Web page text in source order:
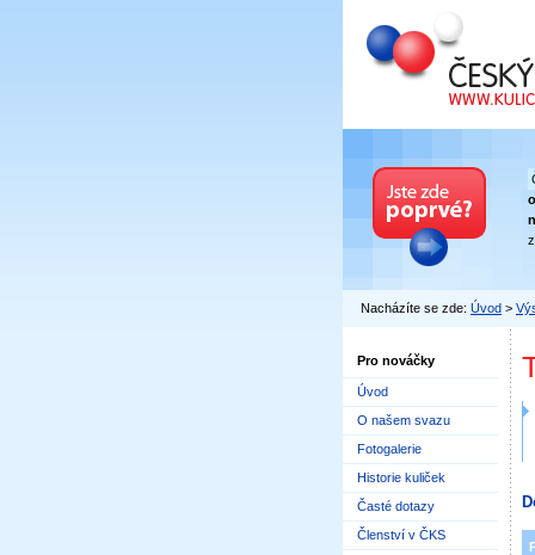
Český
Nacházíte se zde: Úvod >
Pro nováčky
Úvod
O našem svazu
Fotogalerie
Historie kuliček
Časté dotazy
Členství v ČKS